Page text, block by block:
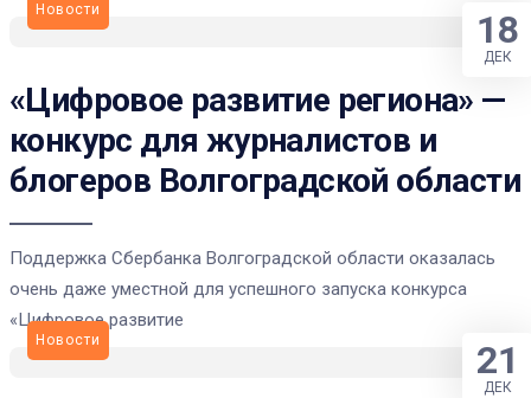
Новости
«Цифровое развитие региона» —
конкурс для журналистов и
блогеров Волгоградской области
Поддержка Сбербанка Волгоградской области оказалась
очень даже уместной для успешного запуска конкурса
«Цифровое развитие
18
ДЕК
Новости 21
ДЕК